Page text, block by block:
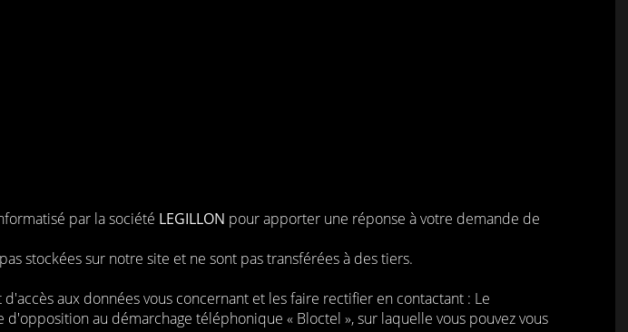
par la société LEGILLON pour apporter une réponse à votre demande de
stockées sur notre site et ne sont pas transférées à des tiers.
aux données vous concernant et les faire rectifier en contactant : Le
d'opposition au démarchage téléphonique « Bloctel », sur laquelle vous pouvez vous